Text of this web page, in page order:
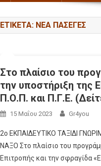
ΕΤΙΚΈΤΑ: ΝΕΑ ΠΑΣΕΓΕΣ
Στο πλαίσιο του
την υποστήριξη της
Π.Ο.Π. και Π.Γ.Ε.
15 Μαΐου 2023 Gr4you
2ο ΕΚΠΑΙΔΕΥΤΙΚΟ ΤΑΞΙΔΙ
ΝΑΞΟ Στο πλαίσιο του
Επιτροπής και την σφραγίδα